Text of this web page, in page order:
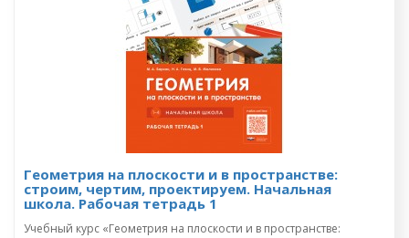
Геометрия на плоскости и в пространстве:
строим, чертим, проектируем. Начальная
школа. Рабочая тетрадь 1
Учебный курс «Геометрия на плоскости и в пространстве: